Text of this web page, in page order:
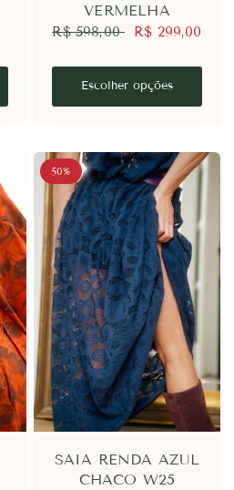
VERMELHA
R$ 598,00 R$ 299,00
Escolher opções
50%
SAIA RENDA AZUL
CHACO W25